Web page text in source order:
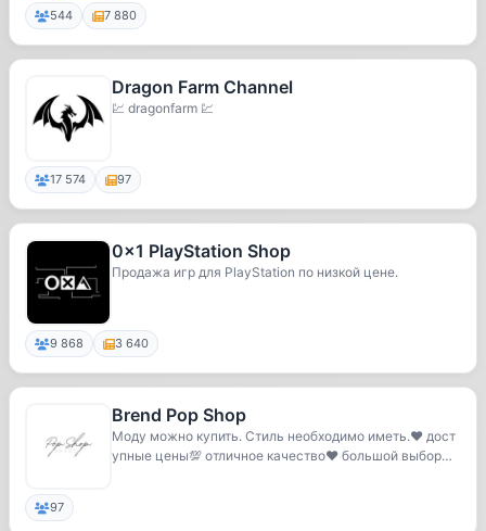
544 7 880
Dragon Farm Channel
💹 dragonfarm 💹
17 574 97
0x1 PlayStation Shop
Продажа игр для PlayStation по низкой цене.
9 868 3 640
Brend Pop Shop
Моду можно купить. Стиль необходимо иметь.❤️ дост
упные цены💯 отличное качество❤️ большой выбор💯
97